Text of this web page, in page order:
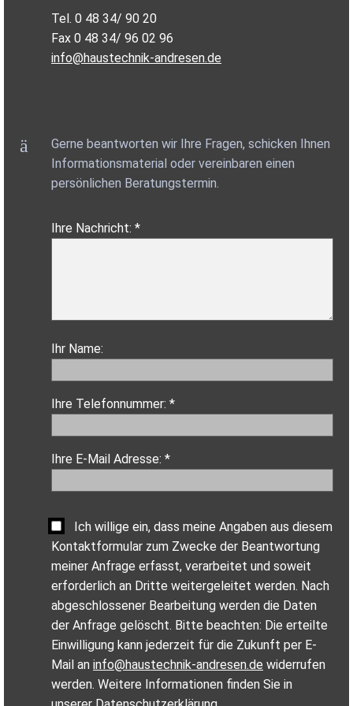
Tel. 0 48 34/ 90 20
Fax 0 48 34/ 96 02 96
info@haustechnik-andresen.de
Gerne beantworten wir Ihre Fragen, schicken Ihnen
Informationsmaterial oder vereinbaren einen
persönlichen Beratungstermin.
Ihre Nachricht: *
Ihr Name:
Ihre Telefonnummer: *
Ihre E-Mail Adresse: *
Ich willige ein, dass meine Angaben aus diesem
Kontaktformular zum Zwecke der Beantwortung
meiner Anfrage erfasst, verarbeitet und soweit
erforderlich an Dritte weitergeleitet werden. Nach
abgeschlossener Bearbeitung werden die Daten
der Anfrage gelöscht. Bitte beachten: Die erteilte
Einwilligung kann jederzeit für die Zukunft per E-
Mail an info@haustechnik-andresen.de widerrufen
werden. Weitere Informationen finden Sie in